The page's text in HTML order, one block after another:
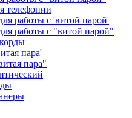
телефонии
работы с 'витой парой'
работы с "витой парой"
пара'
пара"